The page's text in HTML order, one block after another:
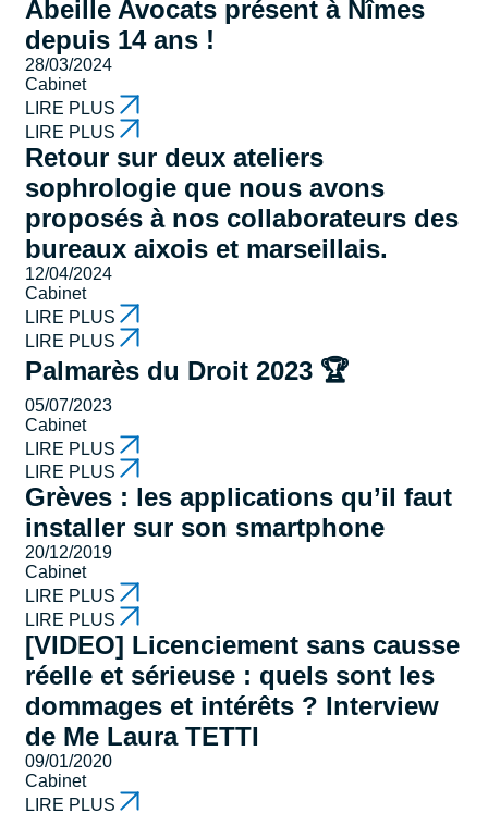
Abeille Avocats présent à Nîmes
depuis 14 ans !
28/03/2024
Cabinet
LIRE PLUS
LIRE PLUS
Retour sur deux ateliers
sophrologie que nous avons
proposés à nos collaborateurs des
bureaux aixois et marseillais.
12/04/2024
Cabinet
LIRE PLUS
LIRE PLUS
Palmarès du Droit 2023 🏆
05/07/2023
Cabinet
LIRE PLUS
LIRE PLUS
Grèves : les applications qu’il faut
installer sur son smartphone
20/12/2019
Cabinet
LIRE PLUS
LIRE PLUS
[VIDEO] Licenciement sans causse
réelle et sérieuse : quels sont les
dommages et intérêts ? Interview
de Me Laura TETTI
09/01/2020
Cabinet
LIRE PLUS